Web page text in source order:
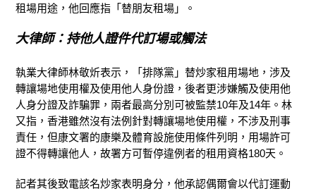
租場用途，他回應指「替朋友租場」。
大律師：持他人證件代訂場或觸法
執業大律師林敬炘表示，「排隊黨」替炒家租用場地，涉及
轉讓場地使用權及使用他人身份證，後者更涉嫌觸及使用他
人身分證及詐騙罪，兩者最高分別可被監禁10年及14年。林
又指，香港雖然沒有法例針對轉讓場地使用權，不涉及刑事
責任，但康文署的康樂及體育設施使用條件列明，用場許可
證不得轉讓他人，故署方可暫停違例者的租用資格180天。
記者其後致電該名炒家表明身分，他承認偶爾會以代訂運動